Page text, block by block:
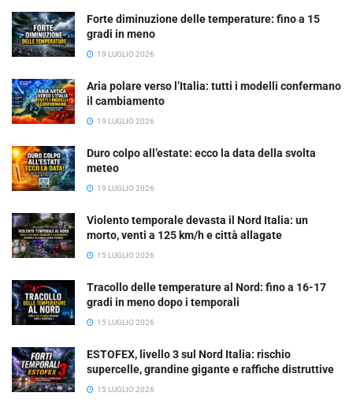
Forte diminuzione delle temperature: fino a 15
gradi in meno
19 LUGLIO 2026
Aria polare verso l’Italia: tutti i modelli confermano
il cambiamento
19 LUGLIO 2026
Duro colpo all’estate: ecco la data della svolta
meteo
19 LUGLIO 2026
Violento temporale devasta il Nord Italia: un
morto, venti a 125 km/h e città allagate
15 LUGLIO 2026
Tracollo delle temperature al Nord: fino a 16-17
gradi in meno dopo i temporali
15 LUGLIO 2026
ESTOFEX, livello 3 sul Nord Italia: rischio
supercelle, grandine gigante e raffiche distruttive
15 LUGLIO 2026